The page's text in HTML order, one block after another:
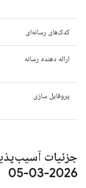
کدک‌های رسانه‌ای
ارائه دهنده رسانه
پروفایل سازی
جزئیات
2026-03-05